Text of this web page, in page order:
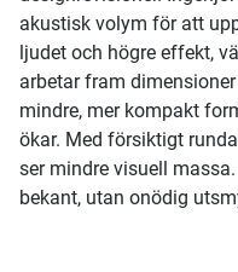
akustisk volym för att
ljudet och högre effekt,
arbetar fram
mindre, mer kompakt
ökar. Med försiktigt
ser mindre visuell
bekant, utan onödig